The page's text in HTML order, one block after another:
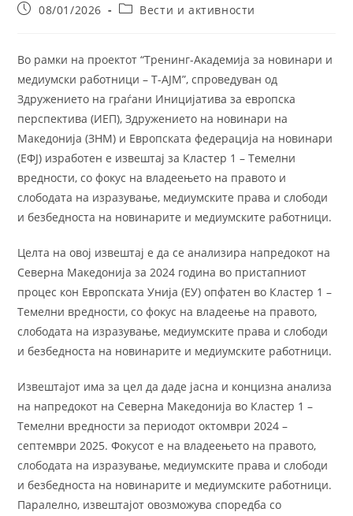
Post08/01/2026
PostВести и активности
Во рамки на проектот “Тренинг-Академија за новинари и
медиумски работници – Т-АЈМ”, спроведуван од
Здружението на граѓани Иницијатива за европска
перспектива (ИЕП), Здружението на новинари на
Македонија (ЗНМ) и Европската федерација на новинари
(ЕФЈ) изработен е извештај за Кластер 1 – Темелни
вредности, со фокус на владеењето на правото и
слободата на изразување, медиумските права и слободи
и безбедноста на новинарите и медиумските работници.
Целта на овој извештај е да се анализира напредокот на
Северна Македонија за 2024 година во пристапниот
процес кон Европската Унија (ЕУ) опфатен во Кластер 1 –
Темелни вредности, со фокус на владеење на правото,
слободата на изразување, медиумските права и слободи
и безбедноста на новинарите и медиумските работници.
Извештајот има за цел да даде јасна и концизна анализа
на напредокот на Северна Македонија во Кластер 1 –
Темелни вредности за периодот октомври 2024 –
септември 2025. Фокусот е на владеењето на правото,
слободата на изразување, медиумските права и слободи
и безбедноста на новинарите и медиумските работници.
Паралелно, извештајот овозможува споредба со